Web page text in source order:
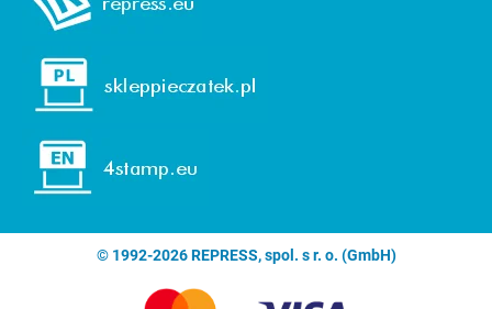
© 1992-2026 REPRESS, spol. s r. o. (GmbH)